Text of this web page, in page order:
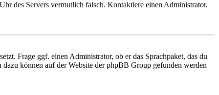
des Servers vermutlich falsch. Kontaktiere einen Administrator,
Frage ggf. einen Administrator, ob er das Sprachpaket, das du
können auf der Website der phpBB Group gefunden werden